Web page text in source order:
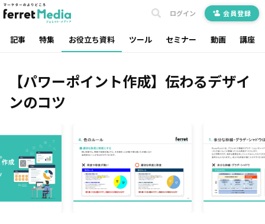
記事 特集 お役立ち資料 ツール セミナー 動画 講座
ログイン 会員登録
【パワーポイント作成】伝わるデザイ
ンのコツ